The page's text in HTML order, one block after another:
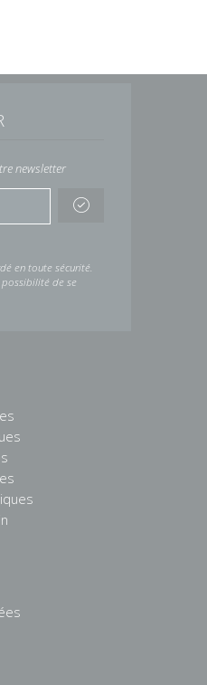
newsletter
en toute sécurité.
de se